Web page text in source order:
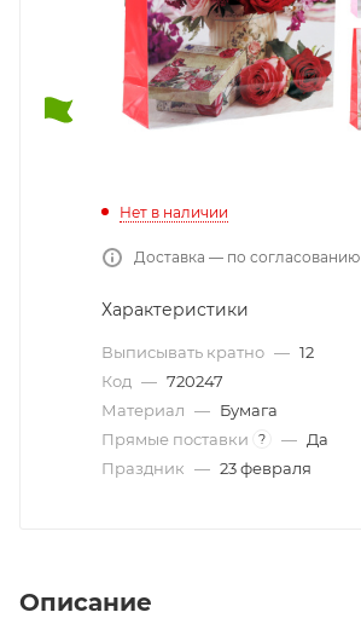
Нет в наличии
Доставка — по согласованию
Характеристики
Выписывать кратно — 12
Код — 720247
Материал — Бумага
Прямые поставки
? — Да
Праздник — 23 февраля
Описание